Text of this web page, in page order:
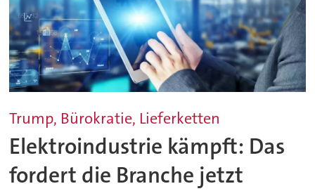
Trump, Bürokratie, Lieferketten
Elektroindustrie kämpft: Das
fordert die Branche jetzt